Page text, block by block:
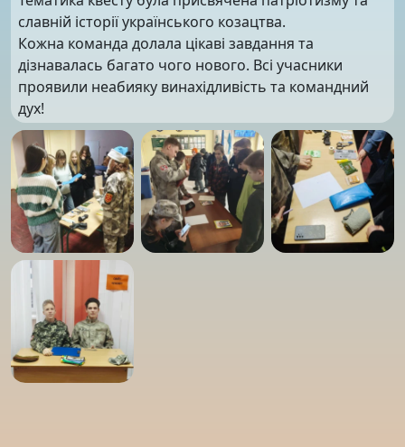
славній історії українського козацтва.
Кожна команда долала цікаві завдання та
дізнавалась багато чого нового. Всі учасники
проявили неабияку винахідливість та командний
дух!